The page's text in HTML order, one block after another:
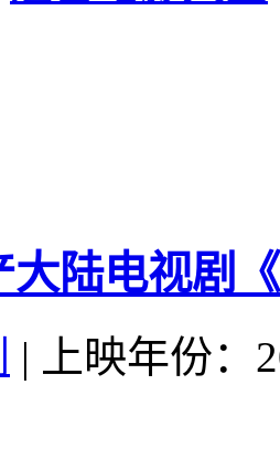
大陆电视剧
|
上映年份：